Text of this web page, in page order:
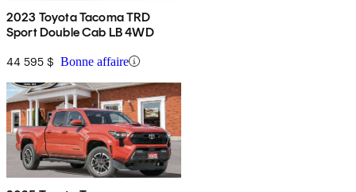
2023 Toyota Tacoma TRD
Sport Double Cab LB 4WD
44 595 $ Bonne affaire